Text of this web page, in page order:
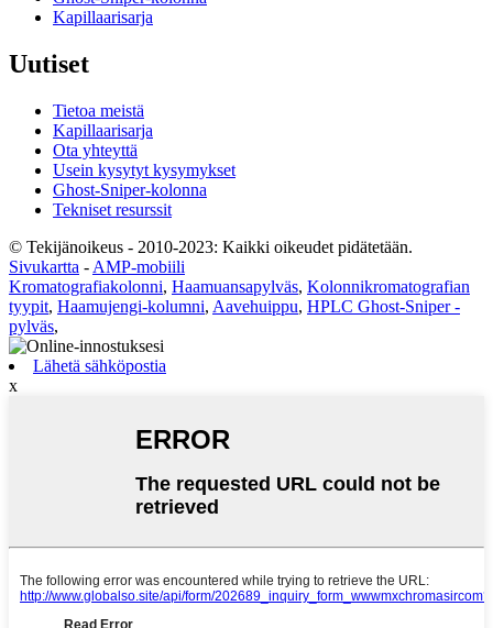
Kapillaarisarja
Uutiset
Tietoa meistä
Kapillaarisarja
Ota yhteyttä
Usein kysytyt kysymykset
Ghost-Sniper-kolonna
Tekniset resurssit
© Tekijänoikeus - 2010-2023: Kaikki oikeudet pidätetään.
Sivukartta - AMP-mobiili
Kromatografiakolonni, Haamuansapylväs, Kolonnikromatografian
tyypit, Haamujengi-kolumni, Aavehuippu, HPLC Ghost-Sniper -
pylväs,
Lähetä sähköpostia
x